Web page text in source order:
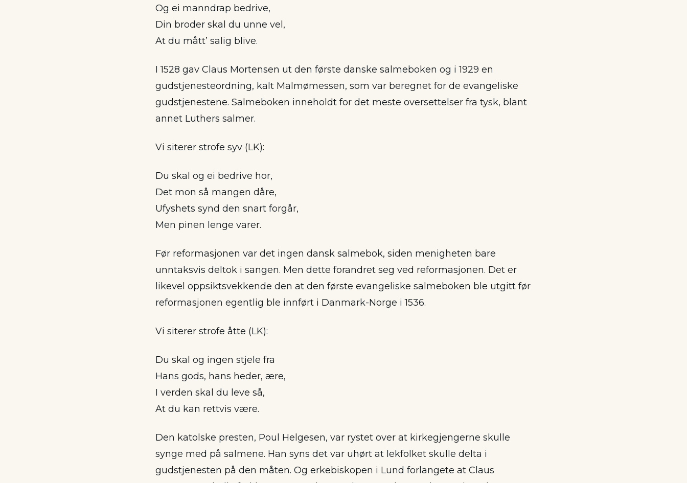
Og ei manndrap bedrive,
Din broder skal du unne vel,
At du mått’ salig blive.
I 1528 gav Claus Mortensen ut den første danske salmeboken og i 1929 en
gudstjenesteordning, kalt Malmømessen, som var beregnet for de evangeliske
gudstjenestene. Salmeboken inneholdt for det meste oversettelser fra tysk, blant
annet Luthers salmer.
Vi siterer strofe syv (LK):
Du skal og ei bedrive hor,
Det mon så mangen dåre,
Ufyshets synd den snart forgår,
Men pinen lenge varer.
Før reformasjonen var det ingen dansk salmebok, siden menigheten bare
unntaksvis deltok i sangen. Men dette forandret seg ved reformasjonen. Det er
likevel oppsiktsvekkende den at den første evangeliske salmeboken ble utgitt før
reformasjonen egentlig ble innført i Danmark-Norge i 1536.
Vi siterer strofe åtte (LK):
Du skal og ingen stjele fra
Hans gods, hans heder, ære,
I verden skal du leve så,
At du kan rettvis være.
Den katolske presten, Poul Helgesen, var rystet over at kirkegjengerne skulle
synge med på salmene. Han syns det var uhørt at lekfolket skulle delta i
gudstjenesten på den måten. Og erkebiskopen i Lund forlangete at Claus